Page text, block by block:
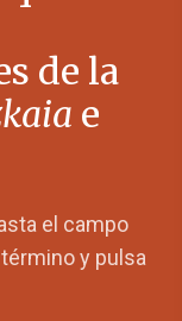
de la
e
el campo
y pulsa